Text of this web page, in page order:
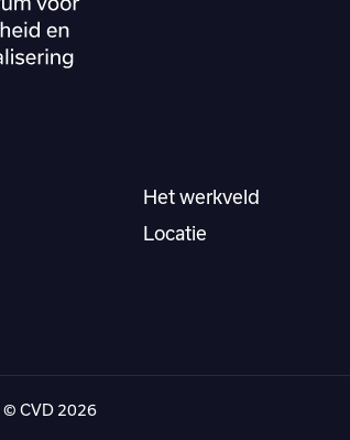
Het werkveld
Locatie
© CVD 2026